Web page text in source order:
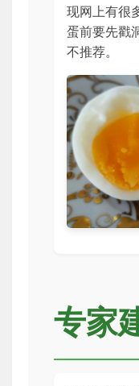
现网上有很
蛋前要先戳
不推荐。
专家